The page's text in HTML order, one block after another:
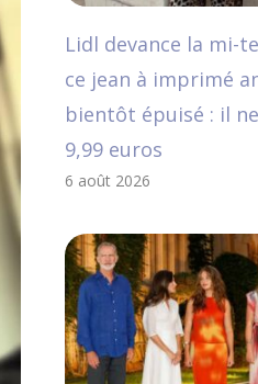
Lidl devance la mi-
ce jean à imprimé
bientôt épuisé : il
9,99 euros
6 août 2026